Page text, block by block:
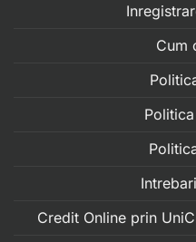
Cum
Credit Online prin